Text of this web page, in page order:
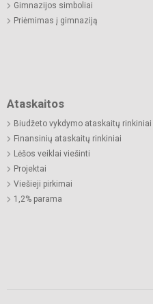
Gimnazijos simboliai
Priėmimas į gimnaziją
Ataskaitos
Biudžeto vykdymo ataskaitų rinkiniai
Finansinių ataskaitų rinkiniai
Lėšos veiklai viešinti
Projektai
Viešieji pirkimai
1,2% parama